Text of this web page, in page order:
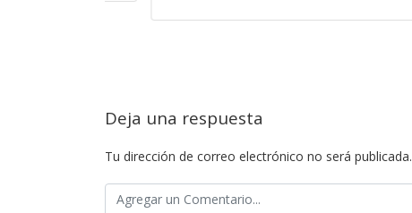
Deja una respuesta
Tu dirección de correo electrónico no será publicada.